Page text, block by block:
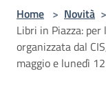
Home > Novità >
Libri in Piazza:
organizzata dal
maggio e lunedì